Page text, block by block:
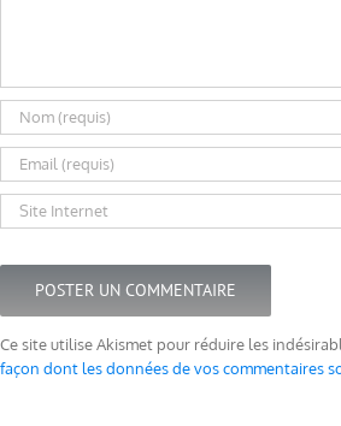
Ce site utilise Akismet pour réduire les
façon dont les données de vos commentaires